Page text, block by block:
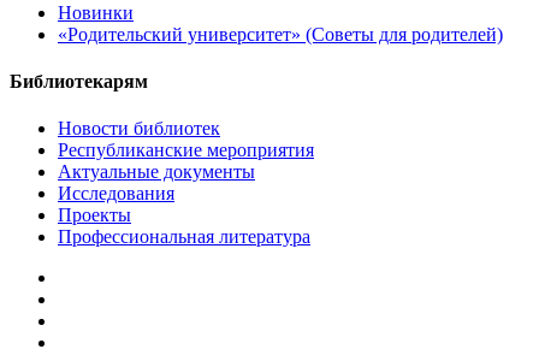
Новинки
«Родительский университет» (Советы для родителей)
Библиотекарям
Новости библиотек
Республиканские мероприятия
Актуальные документы
Исследования
Проекты
Профессиональная литература